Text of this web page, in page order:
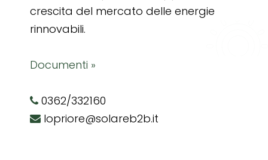
crescita del mercato delle energie
rinnovabili.
Documenti »
0362/332160
lopriore@solareb2b.it